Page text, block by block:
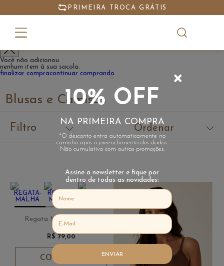
PRIMEIRA TROCA GRÁTIS
Meu Carrinho
Você não adicionou
nenhum item à sua sacola.
finalizar compracontinuar comprando +
10% OFF
NA PRIMEIRA COMPRA
*O desconto entra automaticamente no
carrinho após o preenchimento dos dados.
Não cumulativo com outras promoções.
Assine a newsletter e fique por
dentro de todas as novidades:
ENVIAR
Ordenar
Blusas e Camisas
Filtro
Regata Malha Marinho
Talita
R$ 79,00
COMPRAR